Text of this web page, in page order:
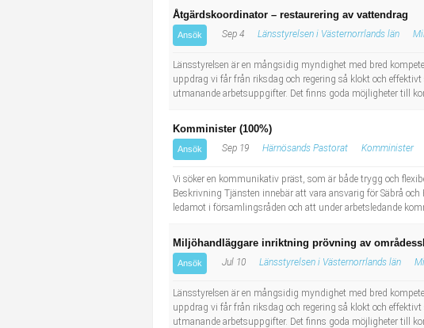
Åtgärdskoordinator – restaurering av vattendrag
Ansök Sep 4 Länsstyrelsen i Västernorrlands län
Länsstyrelsen är en mångsidig myndighet med bred
uppdrag vi får från riksdag och regering så klokt och
utmanande arbetsuppgifter. Det finns goda möjligheter till
Komminister (100%)
Ansök Sep 19 Härnösands Pastorat Komminister
Vi söker en kommunikativ präst, som är både trygg och
Beskrivning Tjänsten innebär att vara ansvarig för Säbrå
ledamot i församlingsråden och att under arbetsledande
Miljöhandläggare inriktning prövning av
Ansök Jul 10 Länsstyrelsen i Västernorrlands län
Länsstyrelsen är en mångsidig myndighet med bred
uppdrag vi får från riksdag och regering så klokt och
utmanande arbetsuppgifter. Det finns goda möjligheter till